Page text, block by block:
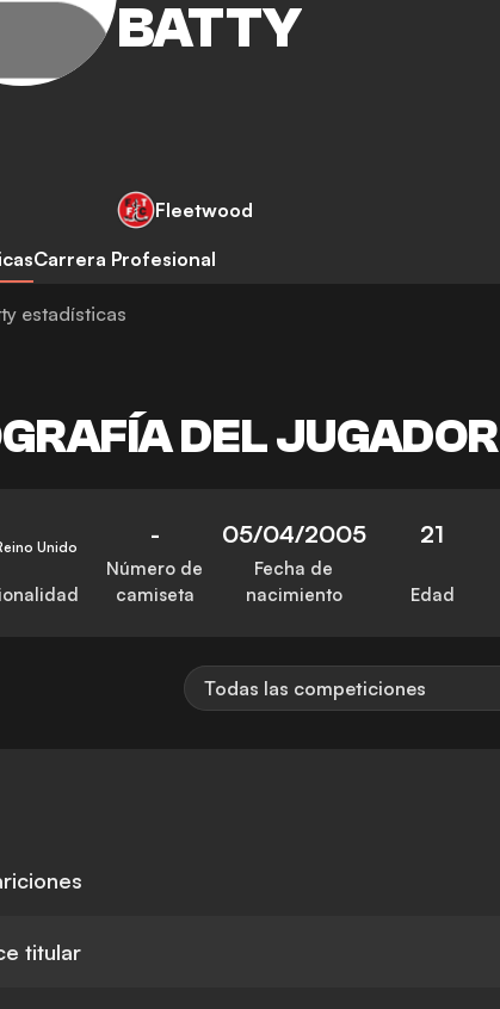
BATTY
Fleetwood
Carrera Profesional
estadísticas
DEL JUGADOR
Unido -
Número de
camiseta
05/04/2005
Fecha de
nacimiento
21
Edad
Todas las competiciones
titular